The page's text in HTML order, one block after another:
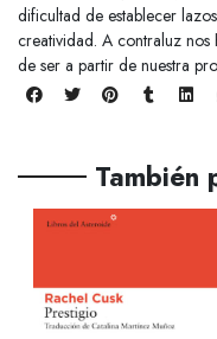
dificultad de establecer
creatividad. A contraluz
de ser a partir de nuestra
También